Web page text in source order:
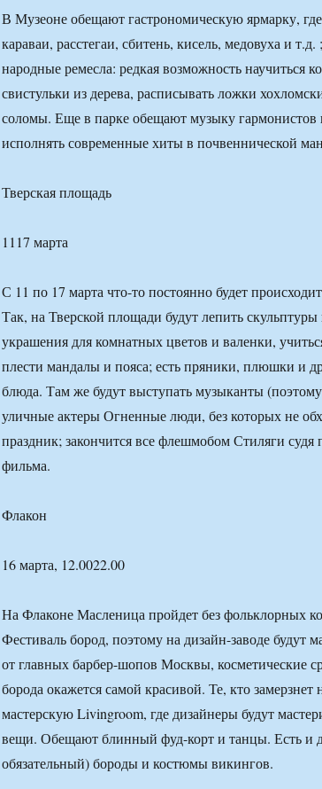
В Музеоне обещают гастрономическую ярмарку,
караваи, расстегаи, сбитень, кисель, медовуха и
народные ремесла: редкая возможность научиться
свистульки из дерева, расписывать ложки
соломы. Еще в парке обещают музыку гармонистов
исполнять современные хиты в почвеннической
Тверская площадь
1117 марта
С 11 по 17 марта что-то постоянно будет
Так, на Тверской площади будут лепить скульптуры
украшения для комнатных цветов и валенки,
плести мандалы и пояса; есть пряники, плюшки и
блюда. Там же будут выступать музыканты (поэтому
уличные актеры Огненные люди, без которых не
праздник; закончится все флешмобом Стиляги
фильма.
Флакон
16 марта, 12.0022.00
На Флаконе Масленица пройдет без фольклорных
Фестиваль бород, поэтому на дизайн-заводе будут
от главных барбер-шопов Москвы, косметические
борода окажется самой красивой. Те, кто замерзнет
мастерскую Livingroom, где дизайнеры будут
вещи. Обещают блинный фуд-корт и танцы. Есть и
обязательный) бороды и костюмы викингов.